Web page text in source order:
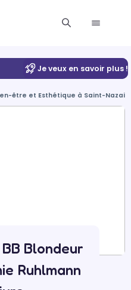
Je veux en savoir plus !
être et Esthétique à Saint-
Blondeur
Ruhlmann